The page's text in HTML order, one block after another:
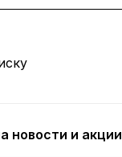
новости и акции